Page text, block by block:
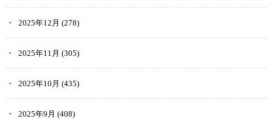
2025年12月 (278)
2025年11月 (305)
2025年10月 (435)
2025年9月 (408)